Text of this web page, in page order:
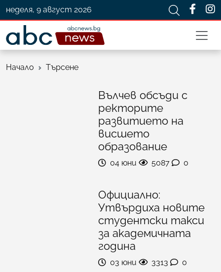
неделя, 9 август 2026
Начало Търсене
Вълчев обсъди с
ректорите
развитието на
висшето
образование
04 юни 5087 0
Официално:
Утвърдиха новите
студентски такси
за академичната
година
03 юни 3313 0